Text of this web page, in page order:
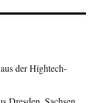
der Hightech-